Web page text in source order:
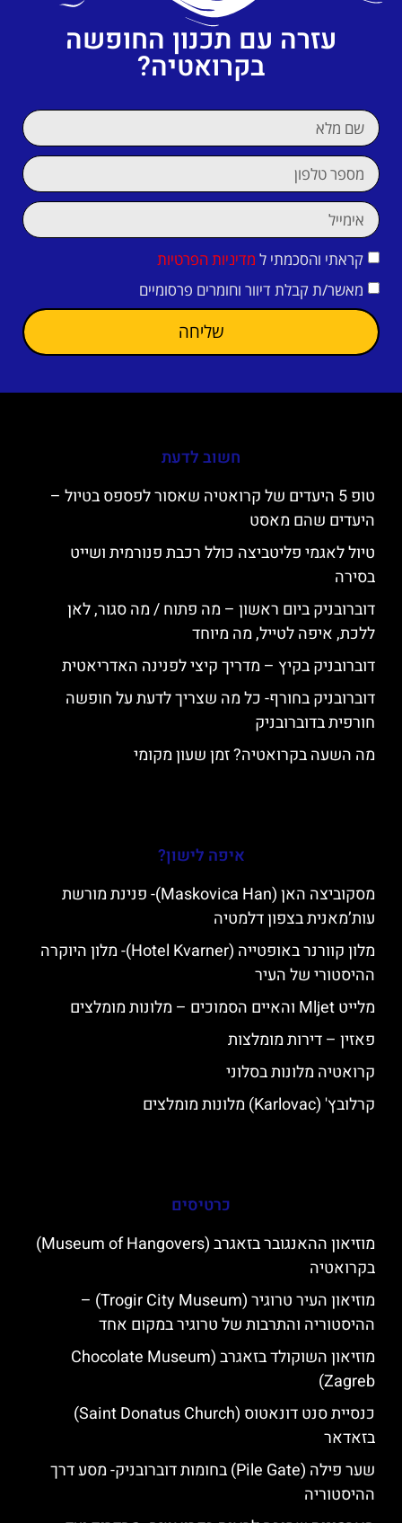
עזרה עם תכנון החופשה
בקרואטיה?
קראתי והסכמתי ל מדיניות הפרטיות
מאשר/ת קבלת דיוור וחומרים פרסומיים
שליחה
חשוב לדעת
טופ 5 היעדים של קרואטיה שאסור לפספס בטיול –
היעדים שהם מאסט
טיול לאגמי פליטביצה כולל רכבת פנורמית ושייט
בסירה
דוברובניק ביום ראשון – מה פתוח / מה סגור, לאן
ללכת, איפה לטייל, מה מיוחד
דוברובניק בקיץ – מדריך קיצי לפנינה האדריאטית
דוברובניק בחורף- כל מה שצריך לדעת על חופשה
חורפית בדוברובניק
מה השעה בקרואטיה? זמן שעון מקומי
איפה לישון?
מסקוביצה האן (Maskovica Han)- פנינת מורשת
עות’מאנית בצפון דלמטיה
מלון קוורנר באופטייה (Hotel Kvarner)- מלון היוקרה
ההיסטורי של העיר
מלייט Mljet והאיים הסמוכים – מלונות מומלצים
פאזין – דירות מומלצות
קרואטיה מלונות בסלוני
קרלובץ' (Karlovac) מלונות מומלצים
כרטיסים
מוזיאון ההאנגובר בזאגרב (Museum of Hangovers)
בקרואטיה
מוזיאון העיר טרוגיר (Trogir City Museum) –
ההיסטוריה והתרבות של טרוגיר במקום אחד
מוזיאון השוקולד בזאגרב (Chocolate Museum
Zagreb)
כנסיית סנט דונאטוס (Saint Donatus Church)
בזאדאר
שער פילה (Pile Gate) בחומות דוברובניק- מסע דרך
ההיסטוריה